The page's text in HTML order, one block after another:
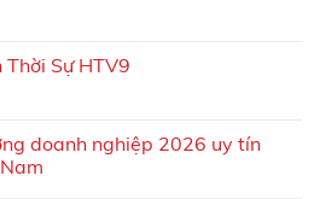
Sự HTV9
doanh nghiệp 2026 uy tín